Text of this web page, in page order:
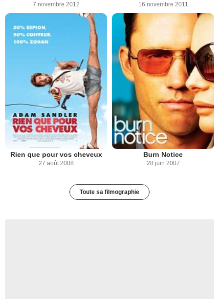
7 novembre 2012 16 novembre 2011
Rien que pour vos cheveux
27 août 2008
Burn Notice
28 juin 2007
Toute sa filmographie